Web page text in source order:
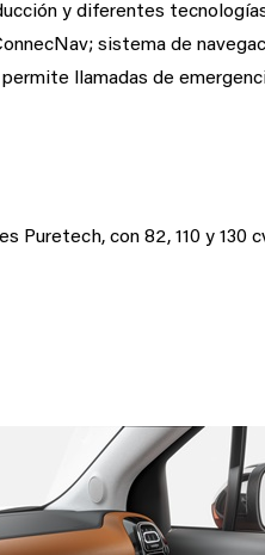
y diferentes
sistema de
llamadas de
Puretech, con 82, 110 y 130